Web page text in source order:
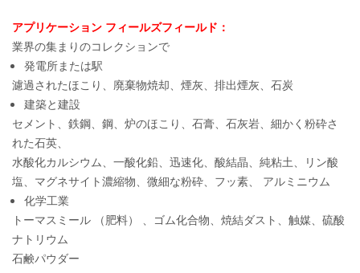
アプリケーション フィールズフィールド：
業界の集まりのコレクションで
発電所または駅
濾過されたほこり、廃棄物焼却、煙灰、排出煙灰、石炭
建築と建設
セメント、鉄鋼、鋼、炉のほこり、石膏、石灰岩、細かく粉砕さ
れた石英、
水酸化カルシウム、一酸化鉛、迅速化、酸結晶、純粘土、リン酸
塩、マグネサイト濃縮物、微細な粉砕、フッ素、 アルミニウム
化学工業
トーマスミール （肥料） 、ゴム化合物、焼結ダスト、触媒、硫酸
ナトリウム
石鹸パウダー